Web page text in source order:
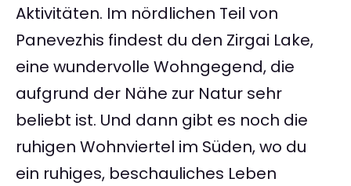
Aktivitäten. Im nördlichen Teil von
Panevezhis findest du den Zirgai Lake,
eine wundervolle Wohngegend, die
aufgrund der Nähe zur Natur sehr
beliebt ist. Und dann gibt es noch die
ruhigen Wohnviertel im Süden, wo du
ein ruhiges, beschauliches Leben